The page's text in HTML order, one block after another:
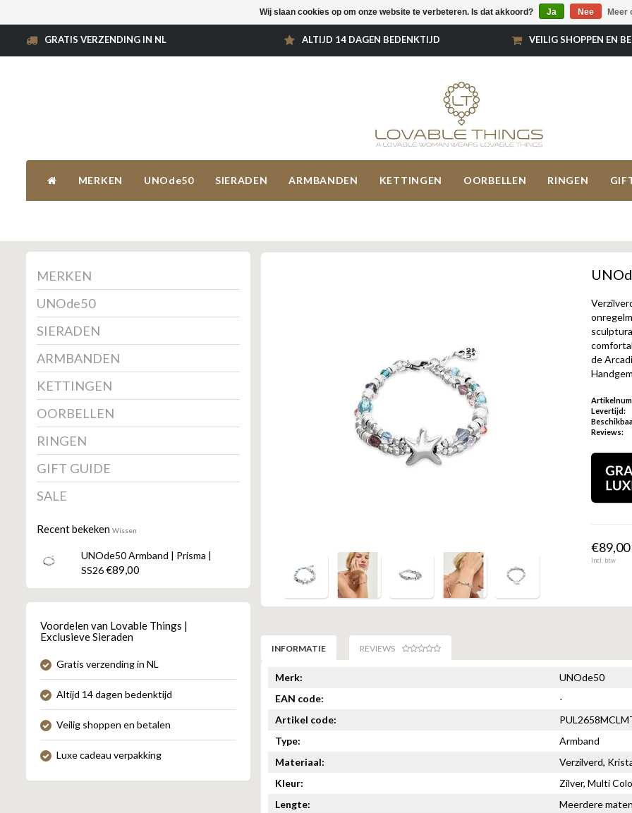
GRATIS VERZENDING IN NL ALTIJD 14 DAGEN BEDENKTIJD VEILIG SHOPPEN EN
MERKEN UNOde50 SIERADEN ARMBANDEN KETTINGEN OORBELLEN RINGEN
MERKEN
UNOde50
SIERADEN
ARMBANDEN
KETTINGEN
OORBELLEN
RINGEN
GIFT GUIDE
SALE
Recent bekeken Wissen
UNOde50 Armband | Prisma |
SS26€89,00
Voordelen van Lovable Things |
Exclusieve Sieraden
Gratis verzending in NL
Altijd 14 dagen bedenktijd
Veilig shoppen en betalen
Luxe cadeau verpakking
de
Levertijd:
Reviews:
€89,00
Incl. btw
INFORMATIE REVIEWS
Merk:
UNOde50
EAN code:
-
Artikel code:
Type:
Armband
Materiaal:
Verzilverd,
Kleur:
Zilver, Multi
Lengte:
Meerdere
Wij slaan cookies op om onze website te verbeteren. Is dat akkoord? Ja Nee Meer